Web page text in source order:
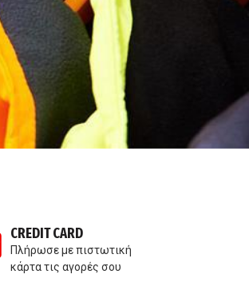
CREDIT CARD
Πλήρωσε με πιστωτική
κάρτα τις αγορές σου